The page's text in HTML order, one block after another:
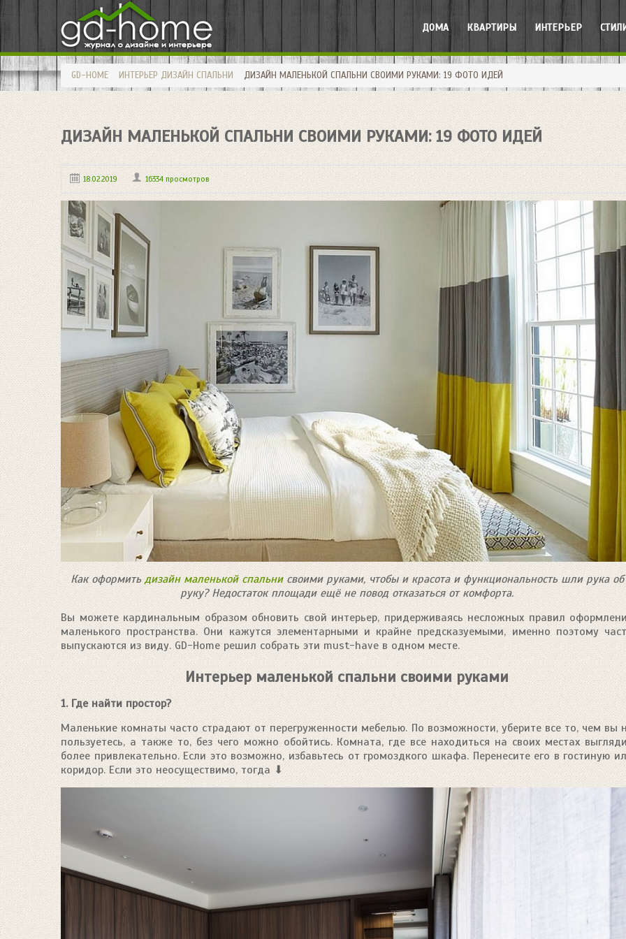
ДОМА КВАРТИРЫ ИНТЕРЬЕР
GD-HOME ИНТЕРЬЕР ДИЗАЙН СПАЛЬНИ ДИЗАЙН МАЛЕНЬКОЙ СПАЛЬНИ СВОИМИ РУКАМИ: 19 ФОТО ИДЕЙ
ДИЗАЙН МАЛЕНЬКОЙ СПАЛЬНИ СВОИМИ РУКАМИ: 19 ФОТО ИДЕЙ
18.02.2019 16334 просмотров
Как оформить дизайн маленькой спальнисвоими руками, чтобы и красота и функциональность шли рука об
руку? Недостаток площади ещё не повод отказаться от комфорта.
Вы можете кардинальным образом обновить свой интерьер, придерживаясь несложных правил
маленького пространства. Они кажутся элементарными и крайне предсказуемыми, именно поэтому
выпускаются из виду. GD-Home решил собрать эти must-have в одном месте.
Интерьер маленькой спальни своими руками
1. Где найти простор?
Маленькие комнаты часто страдают от перегруженности мебелью. По возможности, уберите все то, чем вы
пользуетесь, а также то, без чего можно обойтись. Комната, где все находиться на своих местах
более привлекательно. Если это возможно, избавьтесь от громоздкого шкафа. Перенесите его в гостиную
коридор. Если это неосуществимо, тогда ⬇